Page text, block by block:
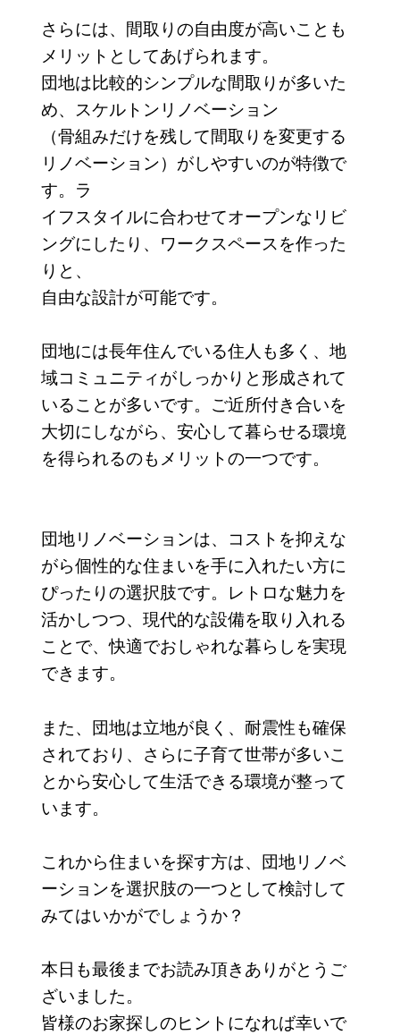
さらには、間取りの自由度が高いことも
メリットとしてあげられます。
団地は比較的シンプルな間取りが多いた
め、スケルトンリノベーション
（骨組みだけを残して間取りを変更する
リノベーション）がしやすいのが特徴で
す。ラ
イフスタイルに合わせてオープンなリビ
ングにしたり、ワークスペースを作った
りと、
自由な設計が可能です。
団地には長年住んでいる住人も多く、地
域コミュニティがしっかりと形成されて
いることが多いです。ご近所付き合いを
大切にしながら、安心して暮らせる環境
を得られるのもメリットの一つです。
団地リノベーションは、コストを抑えな
がら個性的な住まいを手に入れたい方に
ぴったりの選択肢です。レトロな魅力を
活かしつつ、現代的な設備を取り入れる
ことで、快適でおしゃれな暮らしを実現
できます。
また、団地は立地が良く、耐震性も確保
されており、さらに子育て世帯が多いこ
とから安心して生活できる環境が整って
います。
これから住まいを探す方は、団地リノベ
ーションを選択肢の一つとして検討して
みてはいかがでしょうか？
本日も最後までお読み頂きありがとうご
ざいました。
皆様のお家探しのヒントになれば幸いで